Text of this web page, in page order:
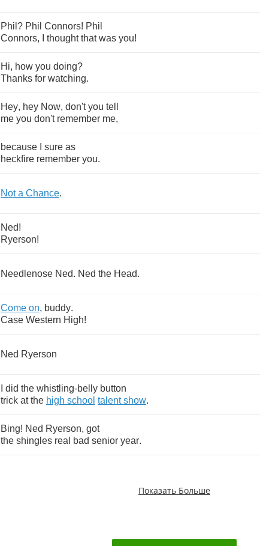
Phil ? Phil Connors! Phil
Connors, thought that was you!
Hi, how you doing?
Thanks for watching.
Hey, hey Now, don't you tell
me you don't remember me,
because sure as
heckfire remember you.
Not a Chance.
Ned!
Ryerson!
Needlenose Ned. Ned the Head.
Come on, buddy.
Case Western High!
Ned Ryerson
did the whistling-belly button
trick at the high school talent show.
Bing! Ned Ryerson, got
the shingles real bad senior year.
Показать Больше